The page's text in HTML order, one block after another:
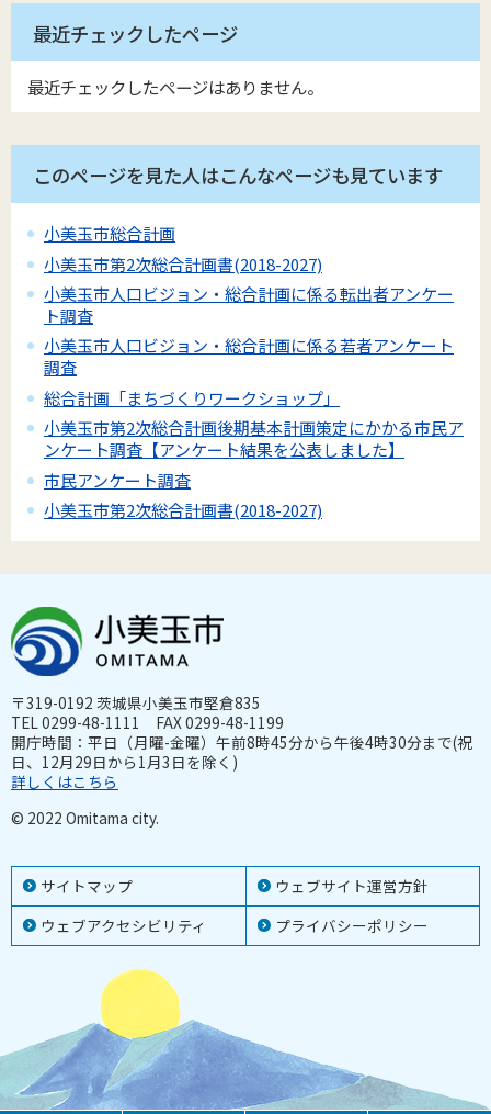
最近チェックしたページ
最近チェックしたページはありません。
このページを見た人はこんなページも見ています
小美玉市総合計画
小美玉市第2次総合計画書(2018-2027)
小美玉市人口ビジョン・総合計画に係る転出者アンケー
ト調査
小美玉市人口ビジョン・総合計画に係る若者アンケート
調査
総合計画「まちづくりワークショップ」
小美玉市第2次総合計画後期基本計画策定にかかる市民ア
ンケート調査【アンケート結果を公表しました】
市民アンケート調査
小美玉市第2次総合計画書(2018-2027)
サイトマップ
ウェブサイト運営方針
ウェブアクセシビリティ
プライバシーポリシー
〒319-0192 茨城県小美玉市堅倉835
TEL 0299-48-1111 FAX 0299-48-1199
開庁時間：平日（月曜-金曜）午前8時45分から午後4時30分まで(祝
日、12月29日から1月3日を除く)
詳しくはこちら
© 2022 Omitama city.